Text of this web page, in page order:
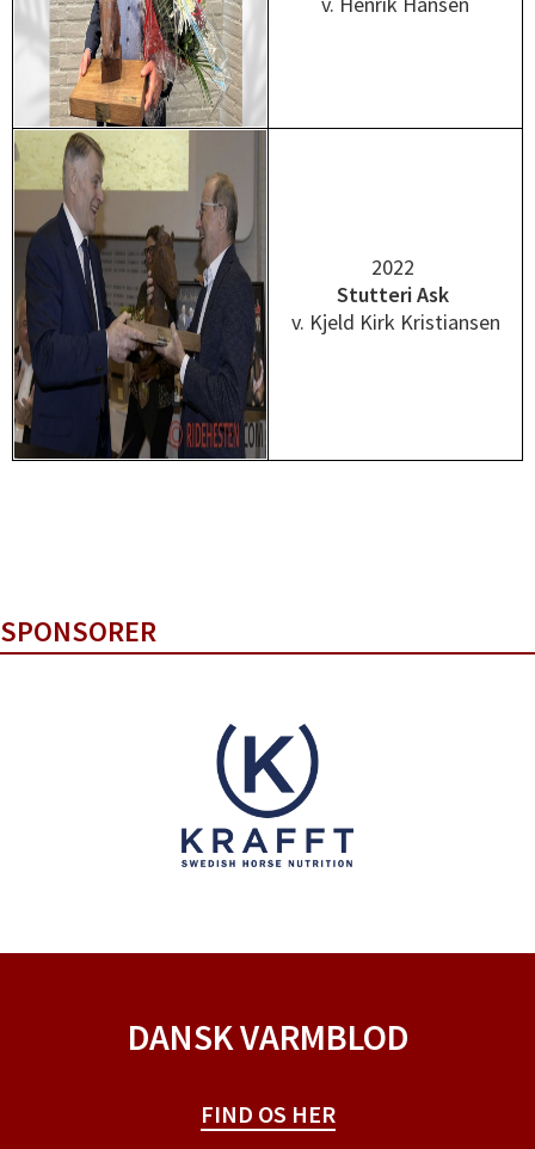
2022
Stutteri Ask
v. Kjeld Kirk Kristiansen
SPONSORER
DANSK VARMBLOD
FIND OS HER